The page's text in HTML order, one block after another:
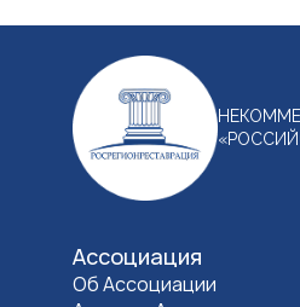
Ассоциация
Об Ассоциации